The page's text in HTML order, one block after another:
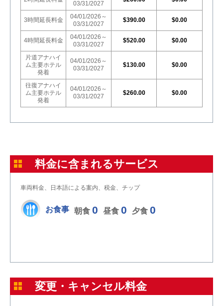
03/31/2027
3時間延長料金
04/01/2026～
03/31/2027
$390.00 $0.00
4時間延長料金
04/01/2026～
03/31/2027
$520.00 $0.00
片道アナハイ
ム主要ホテル
発着
04/01/2026～
03/31/2027
$130.00 $0.00
往復アナハイ
ム主要ホテル
発着
04/01/2026～
03/31/2027
$260.00 $0.00
料金に含まれるサービス
車両料金、日本語による案内、税金、チップ
お食事 朝食 0 昼食 0 夕食 0
変更・キャンセル料金